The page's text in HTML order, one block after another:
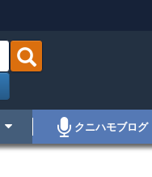
クニハモブログ